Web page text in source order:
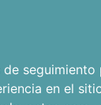
en el